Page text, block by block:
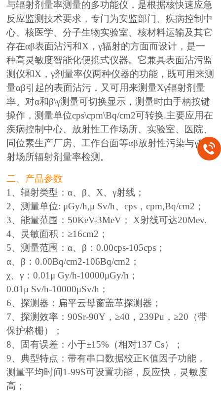
与辐射剂量率测量的多功能仪，是根据核快速应急
反应监测技术要求，专门为安监部门、疾病控制中
心、核医学、分子生物实验室、核材料运输及其它
存在αβ表面沾污和X，γ辐射的方面而设计，是一
种高灵敏度智能化便携式仪器。它兼具表面沾污监
测仪和X，γ剂量率仪两种仪器的功能，既可用来测
量αβ引起的表面沾污，又可用来测量Xγ辐射剂量
率。对α和β\γ测量可切换显示，测量时由手柄按键
操作，测量单位cps\cpm\Bq/cm2可转换.主要应用在
疾病控制中心、放射性工作场所、实验室、医院、
同位素生产厂房、工作台面等αβ放射性污染与γ辐
射场所辐射剂量率检测。
二、产品参数
1、辐射类型：α、β、Χ、γ射线；
2、测量单位: μGy/h,μ Sv/h、cps，cpm,Bq/cm2；
3、能量范围：50KeV-3MeV； X射线可达20Mev.
4、灵敏面积：≥16cm2；
5、测量范围：α、β：0.00cps-105cps；
α、β：0.00Bq/cm2-106Bq/cm2；
χ、γ：0.01μ Gy/h-10000μGy/h；
0.01μ Sv/h-10000μSv/h；
6、探测器：扁平云母窗盖革探测器；
7、探测效率：90Sr-90Y，≥40，239Pu，≥20（带
保护格栅）；
8、固有误差：小于±15%（相对137 Cs）；
9、典型特点：带有串口数据校正K值因子功能，
测量平均时间1-99S可设置功能，反应快，灵敏度
高；